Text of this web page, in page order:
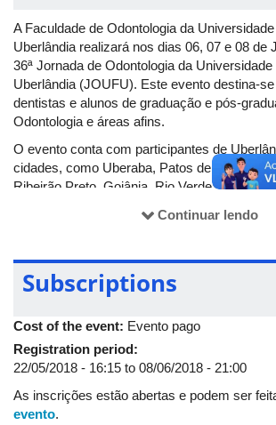
A Faculdade de Odontologia da
Uberlândia realizará nos dias 06, 07 e 08 de
36ª Jornada de Odontologia da
Uberlândia (JOUFU). Este evento destina-
dentistas e alunos de graduação e pós-
Odontologia e áreas afins.
O evento conta com participantes de
cidades, como Uberaba, Patos de Minas,
Ribeirão Preto, Goiânia, Rio Verde, entre
interdisciplinaridade e maior integração entre
A 36ª JOUFU acontece na Av. Maria Silva
Bairro Granja Marileusa, Uberlândia (MG).
Continuar lendo
Subscriptions
Cost of the event: Evento pago
Registration period:
22/05/2018 - 16:15 to 08/06/2018 - 21:00
As inscrições estão abertas e podem ser
evento.